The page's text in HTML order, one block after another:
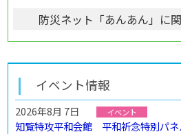
防災ネット「あんあん」に
イベント情報
2026年8月 7日 イベント
知覧特攻平和会館 平和祈念特別パネ